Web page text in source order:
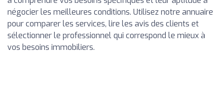
négocier les meilleures conditions. Utilisez notre annuaire
pour comparer les services, lire les avis des clients et
sélectionner le professionnel qui correspond le mieux à
vos besoins immobiliers.